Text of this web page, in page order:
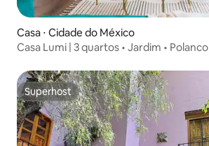
Casa ⋅ Cidade do México
Casa Lumi | 3 quartos • Jardim • Polanco
Superhost
Superhost